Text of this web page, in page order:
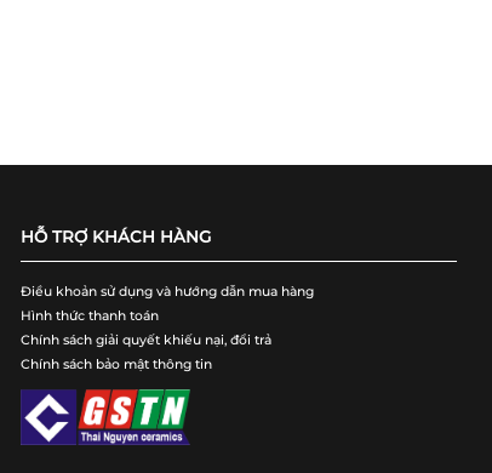
HỖ TRỢ KHÁCH HÀNG
Điều khoản sử dụng và hướng dẫn mua hàng
Hình thức thanh toán
Chính sách giải quyết khiếu nại, đổi trả
Chính sách bảo mật thông tin